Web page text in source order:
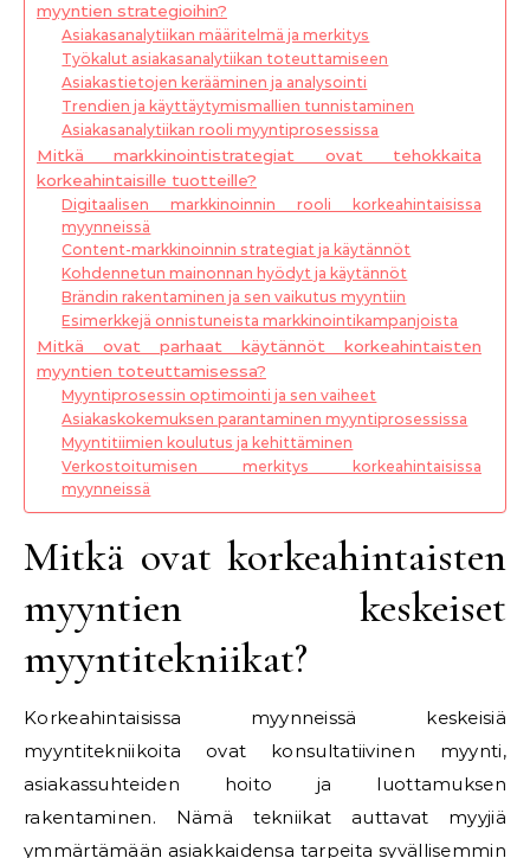
myyntien strategioihin?
Asiakasanalytiikan määritelmä ja merkitys
Työkalut asiakasanalytiikan toteuttamiseen
Asiakastietojen kerääminen ja analysointi
Trendien ja käyttäytymismallien tunnistaminen
Asiakasanalytiikan rooli myyntiprosessissa
Mitkä markkinointistrategiat ovat tehokkaita
korkeahintaisille tuotteille?
Digitaalisen markkinoinnin rooli korkeahintaisissa
myynneissä
Content-markkinoinnin strategiat ja käytännöt
Kohdennetun mainonnan hyödyt ja käytännöt
Brändin rakentaminen ja sen vaikutus myyntiin
Esimerkkejä onnistuneista markkinointikampanjoista
Mitkä ovat parhaat käytännöt korkeahintaisten
myyntien toteuttamisessa?
Myyntiprosessin optimointi ja sen vaiheet
Asiakaskokemuksen parantaminen myyntiprosessissa
Myyntitiimien koulutus ja kehittäminen
Verkostoitumisen merkitys korkeahintaisissa
myynneissä
Mitkä ovat korkeahintaisten
myyntien keskeiset
myyntitekniikat?
Korkeahintaisissa myynneissä keskeisiä
myyntitekniikoita ovat konsultatiivinen myynti,
asiakassuhteiden hoito ja luottamuksen
rakentaminen. Nämä tekniikat auttavat myyjiä
ymmärtämään asiakkaidensa tarpeita syvällisemmin